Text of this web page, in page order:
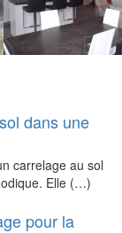
dans une
carrelage au sol
Elle (…)
pour la